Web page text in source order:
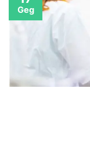
Geg